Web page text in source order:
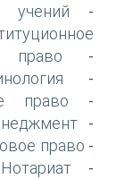
учений -
право -
-
право -
-
право -
Нотариат -